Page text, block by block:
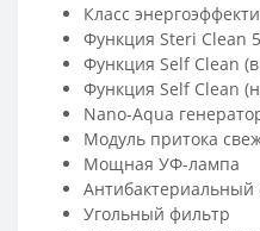
Класс
Функция Steri Clean
Функция Self Clean
Функция Self Clean
Nano-Aqua
Модуль притока
Мощная УФ-лампа
Антибактериальный
Угольный фильтр